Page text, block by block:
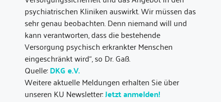
psychiatrischen Kliniken auswirkt. Wir müssen das
sehr genau beobachten. Denn niemand will und
kann verantworten, dass die bestehende
Versorgung psychisch erkrankter Menschen
eingeschränkt wird“, so Dr. Gaß.
Quelle:DKG e.V.
Weitere aktuelle Meldungen erhalten Sie über
unseren KU Newsletter:Jetzt anmelden!